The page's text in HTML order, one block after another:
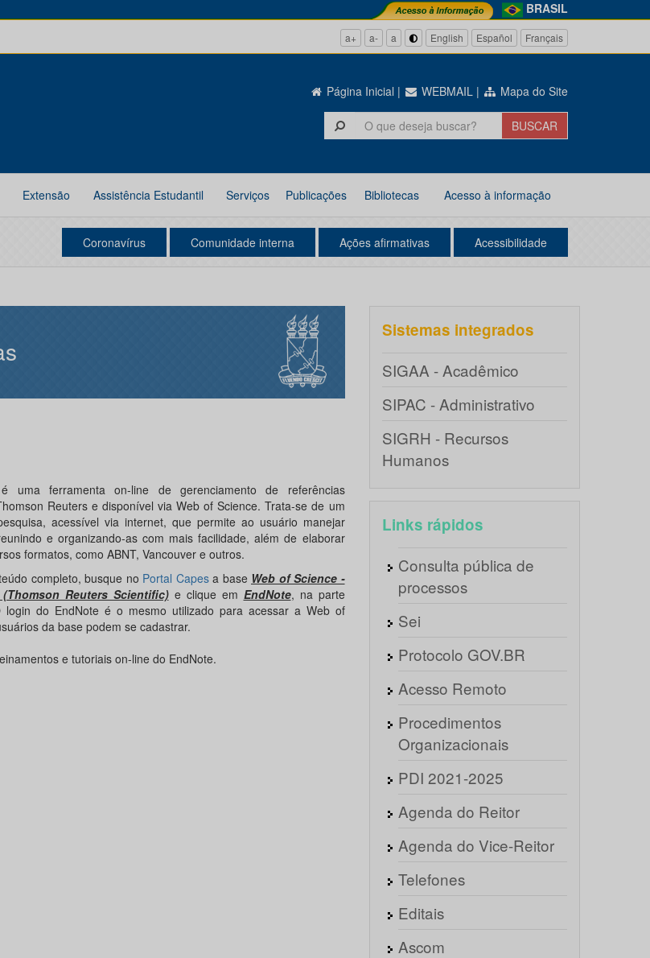
BRASIL
a+ a- a English Español Français
Página Inicial | WEBMAIL | Mapa do Site
Extensão Assistência Estudantil Serviços Publicações Bibliotecas Acesso à informação
Coronavírus Comunidade interna Ações afirmativas Acessibilidade
é uma ferramenta on-line de gerenciamento de referências
Reuters e disponível via Web of Science. Trata-se de um
acessível via internet, que permite ao usuário manejar
e organizando-as com mais facilidade, além de elaborar
formatos, como ABNT, Vancouver e outros.
completo, busque no Portal Capesa base Web of Science -
Reuters Scientific)e clique em EndNote, na parte
do EndNote é o mesmo utilizado para acessar a Web of
da base podem se cadastrar.
e tutoriais on-line do EndNote.
Sistemas integrados
SIGAA - Acadêmico
SIPAC - Administrativo
SIGRH - Recursos
Humanos
Links rápidos
Consulta pública de
processos
Sei
Protocolo GOV.BR
Acesso Remoto
Procedimentos
Organizacionais
PDI 2021-2025
Agenda do Reitor
Agenda do Vice-Reitor
Telefones
Editais
Ascom